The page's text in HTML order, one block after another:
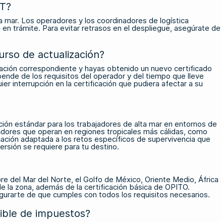
Los operadores y los coordinadores de logística
trámite. Para evitar retrasos en el despliegue, asegúrate de
de actualización?
correspondiente y hayas obtenido un nuevo certificado
de los requisitos del operador y del tiempo que lleve
interrupción en la certificación que pudiera afectar a su
estándar para los trabajadores de alta mar en entornos de
que operan en regiones tropicales más cálidas, como
adaptada a los retos específicos de supervivencia que
se requiere para tu destino.
del Mar del Norte, el Golfo de México, Oriente Medio, África
zona, además de la certificación básica de OPITO.
de que cumples con todos los requisitos necesarios.
de impuestos?